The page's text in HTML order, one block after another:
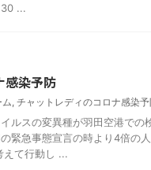
...
感染予防
チャットレディのコロナ感染
ルスの変異種が羽田空港での
緊急事態宣言の時より4倍の
えて行動し ...